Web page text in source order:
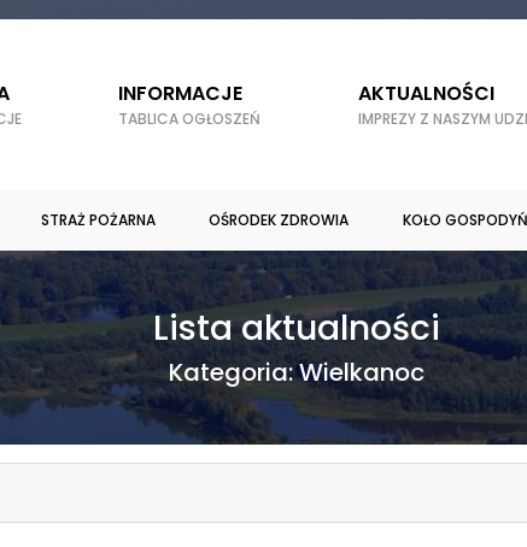
INFORMACJE
TABLICA OGŁOSZEŃ
AKTUALNOŚCI
IMPREZY Z NASZYM
STRAŻ POŻARNA OŚRODEK ZDROWIA KOŁO
Lista aktualności
Kategoria:Wielkanoc